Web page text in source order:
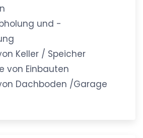
und -
Keller / Speicher
von Einbauten
Dachboden /Garage